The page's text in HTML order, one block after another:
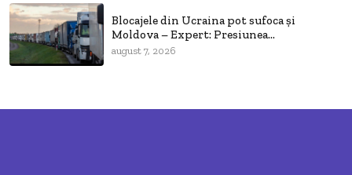
Blocajele din Ucraina pot sufoca și
Moldova – Expert: Presiunea...
august 7, 2026